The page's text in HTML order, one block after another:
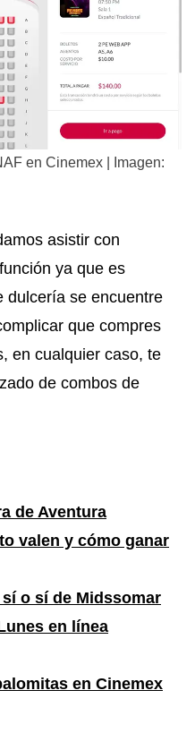
en Cinemex | Imagen:
asistir con
ya que es
dulcería se encuentre
que compres
en cualquier caso, te
de combos de
de Aventura
valen y cómo ganar
o sí de Midssomar
en línea
en Cinemex